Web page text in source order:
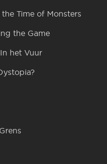
Time of Monsters
the Game
het Vuur